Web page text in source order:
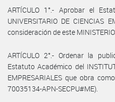
ARTÍCULO 1°.- Aprobar el
UNIVERSITARIO DE CIENCIAS
consideración de este MINISTERIO
ARTÍCULO 2°.- Ordenar la
Estatuto Académico del
EMPRESARIALES que obra
70035134-APN-SECPU#ME).